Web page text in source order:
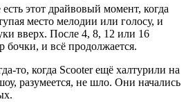
этот драйвовый момент, когда
место мелодии или голосу, и
вверх. После 4, 8, 12 или 16
бочки, и всё продолжается.
то, когда Scooter ещё халтурили на
разумеется, не шло. Они начались